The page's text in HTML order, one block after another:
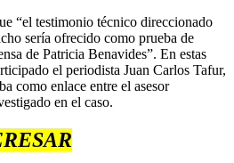
“el testimonio técnico direccionado
sería ofrecido como prueba de
de Patricia Benavides”. En estas
el periodista Juan Carlos Tafur,
como enlace entre el asesor
en el caso.